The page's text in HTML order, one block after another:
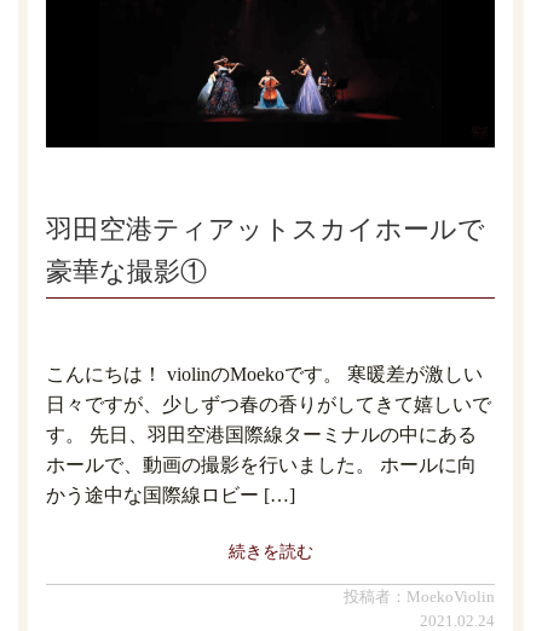
羽田空港ティアットスカイホールで
豪華な撮影①
こんにちは！ violinのMoekoです。 寒暖差が激しい
日々ですが、少しずつ春の香りがしてきて嬉しいで
す。 先日、羽田空港国際線ターミナルの中にある
ホールで、動画の撮影を行いました。 ホールに向
かう途中な国際線ロビー […]
続きを読む
投稿者：MoekoViolin
2021.02.24